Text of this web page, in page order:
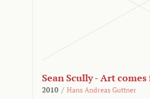
Sean Scully - Art
2010 / Hans Andreas Guttner